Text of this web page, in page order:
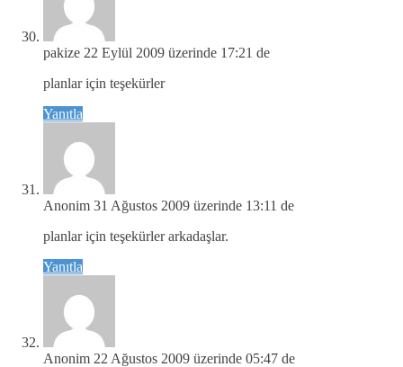
pakize 22 Eylül 2009 üzerinde 17:21 de
planlar için teşekürler
Yanıtla
Anonim 31 Ağustos 2009 üzerinde 13:11 de
planlar için teşekürler arkadaşlar.
Yanıtla
Anonim 22 Ağustos 2009 üzerinde 05:47 de